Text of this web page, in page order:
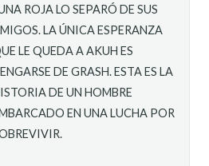
ROJA LO SEPARÓ DE SUS
LA ÚNICA ESPERANZA
LE QUEDA A AKUH ES
DE GRASH. ESTA ES LA
DE UN HOMBRE
EN UNA LUCHA POR